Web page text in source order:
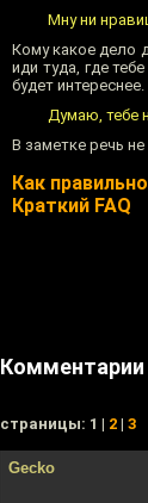
Мну ни
Кому какое дело
иди туда, где
будет интереснее.
Думаю, тебе
В заметке речь
Как
Краткий FAQ
Комментарии
cтраницы: 1 | 2 | 3
Gecko